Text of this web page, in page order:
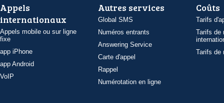
Appels
internationaux
Appels mobile ou sur ligne
fixe
app iPhone
app Android
VoIP
Autres services
Global SMS
Numéros entrants
Answering Service
Carte d'appel
Rappel
Numérotation en ligne
Coûts
Tarifs
Tarifs de
Tarifs de